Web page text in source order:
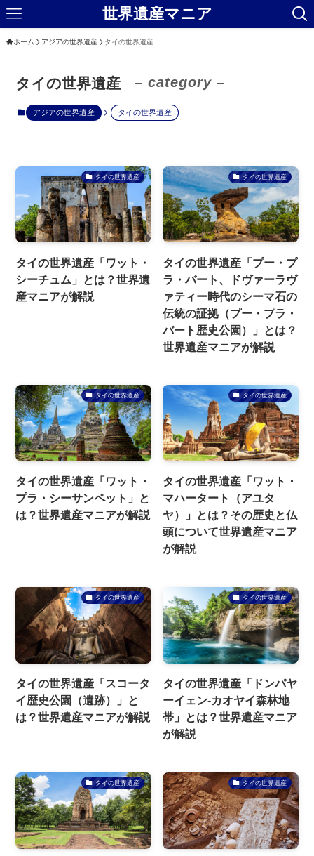
世界遺産マニア
ホーム アジアの世界遺産 タイの世界遺産
タイの世界遺産 – category –
アジアの世界遺産 タイの世界遺産
タイの世界遺産
タイの世界遺産「ワット・
シーチュム」とは？世界遺
産マニアが解説
タイの世界遺産
タイの世界遺産「プー・プ
ラ・バート、ドヴァーラヴ
ァティー時代のシーマ石の
伝統の証拠（プー・プラ・
バート歴史公園）」とは？
世界遺産マニアが解説
タイの世界遺産
タイの世界遺産「ワット・
プラ・シーサンペット」と
は？世界遺産マニアが解説
タイの世界遺産
タイの世界遺産「ワット・
マハータート（アユタ
ヤ）」とは？その歴史と仏
頭について世界遺産マニア
が解説
タイの世界遺産
タイの世界遺産「スコータ
イ歴史公園（遺跡）」と
は？世界遺産マニアが解説
タイの世界遺産
タイの世界遺産「ドンパヤ
ーイェン-カオヤイ森林地
帯」とは？世界遺産マニア
が解説
タイの世界遺産 タイの世界遺産